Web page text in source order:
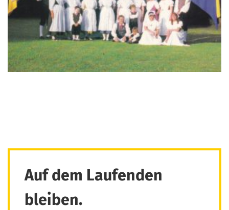
Auf dem Laufenden
bleiben.